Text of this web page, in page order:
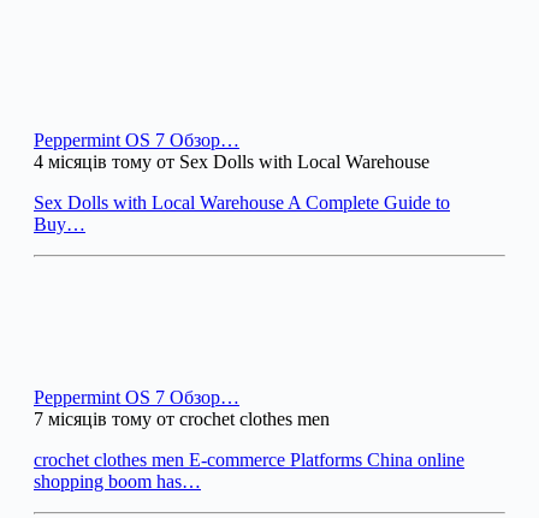
Peppermint OS 7 Обзор…
4 місяців тому от Sex Dolls with Local Warehouse
Sex Dolls with Local Warehouse A Complete Guide to
Buy…
Peppermint OS 7 Обзор…
7 місяців тому от crochet clothes men
crochet clothes men E-commerce Platforms China online
shopping boom has…